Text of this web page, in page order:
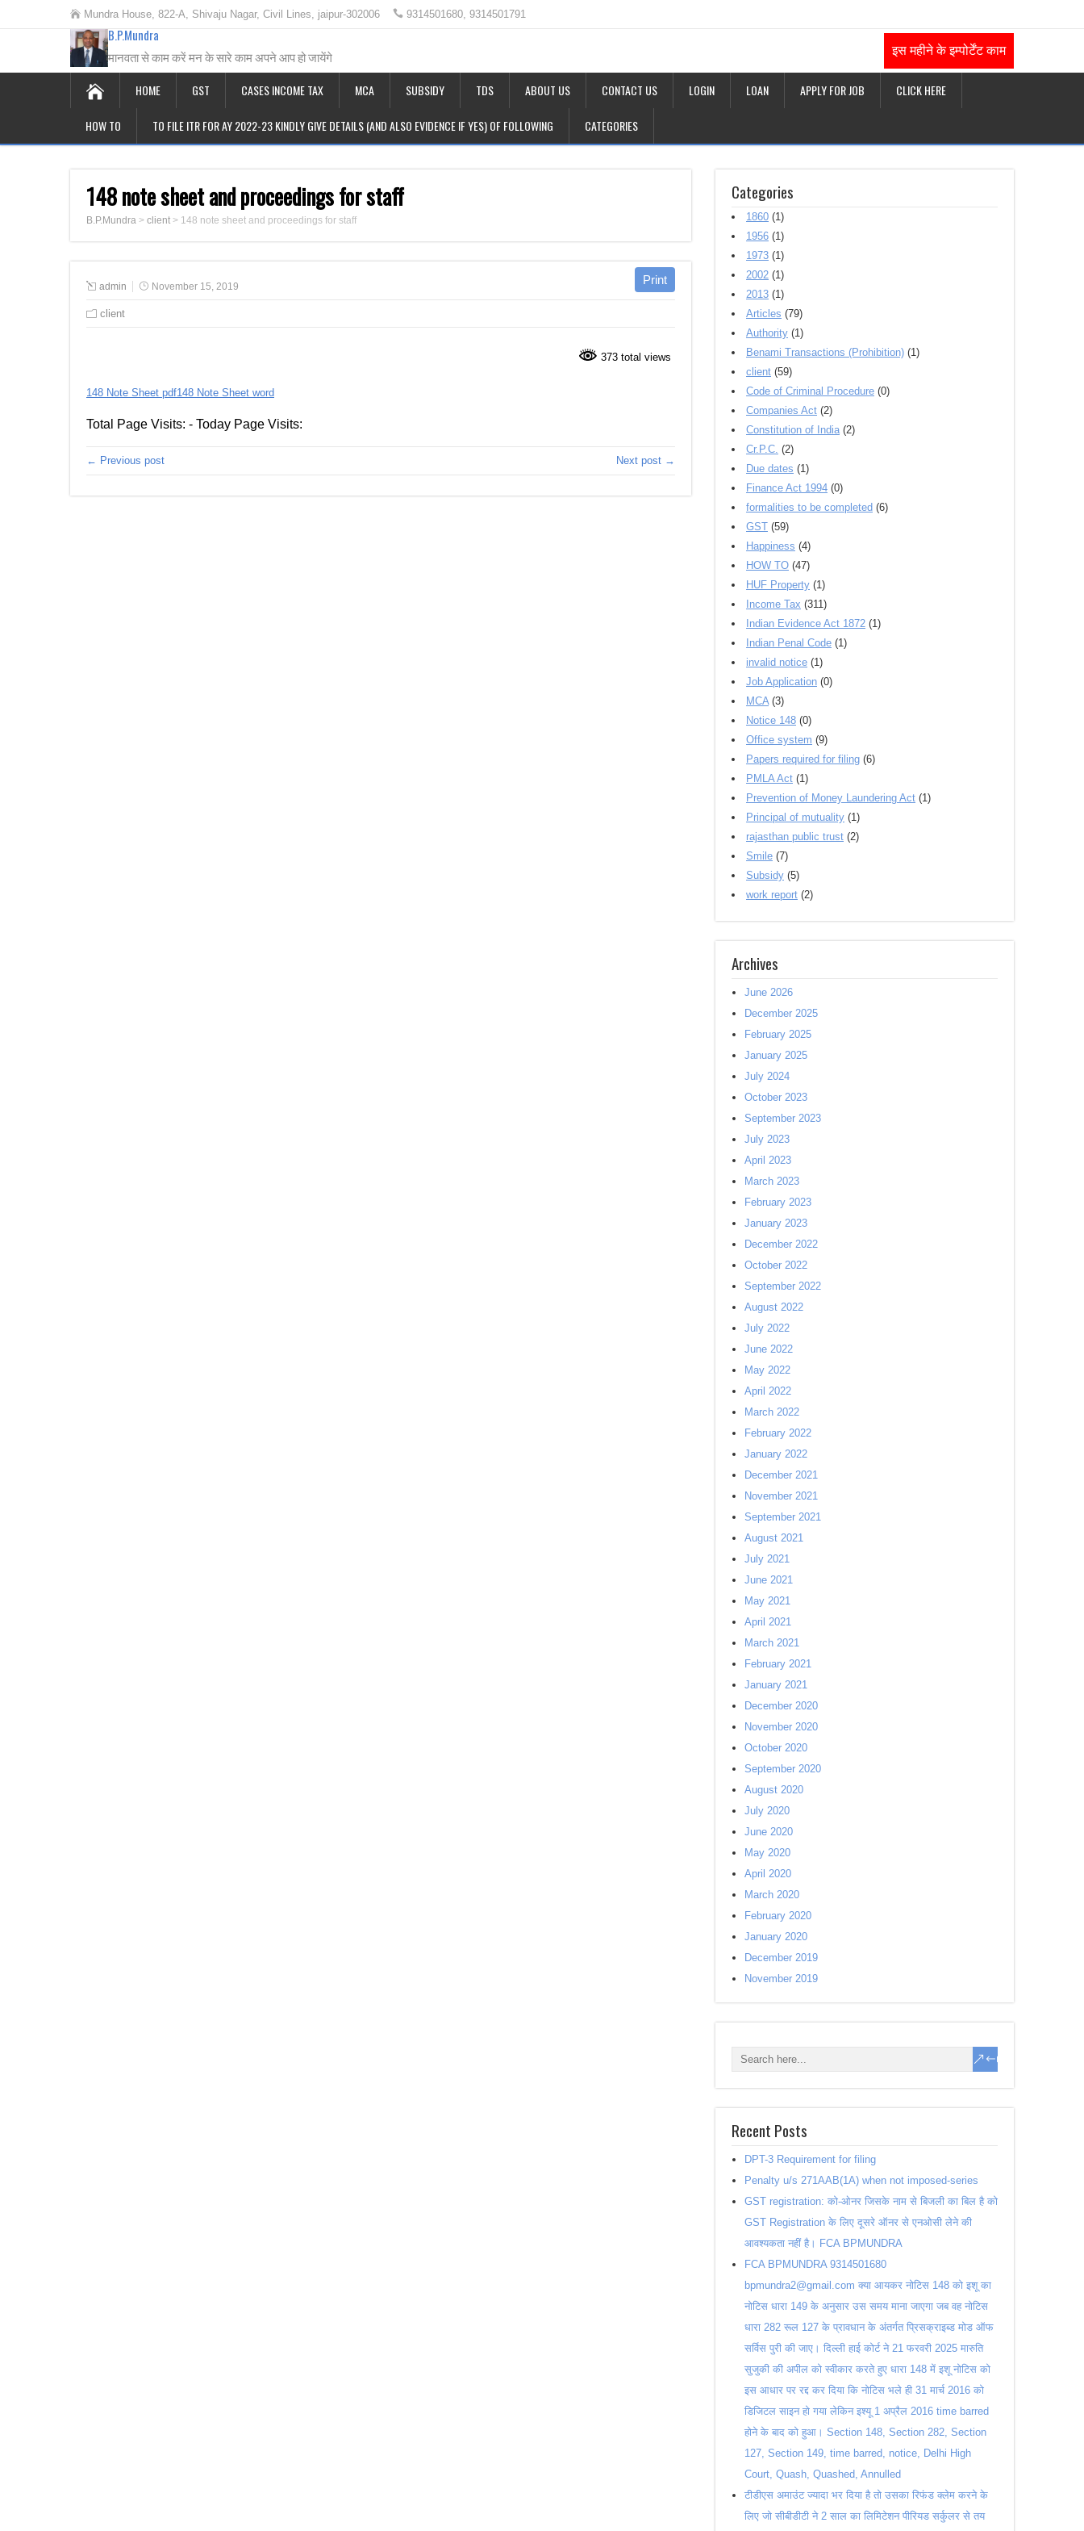
Mundra House, 822-A, Shivaju Nagar, Civil Lines, jaipur-302006 9314501680, 9314501791
B.P.Mundra
मानवता से काम करें मन के सारे काम अपने आप हो जायेंगे
इस महीने के इम्पोर्टेंट काम
HOME GST CASES INCOME TAX MCA SUBSIDY TDS ABOUT US CONTACT US LOGIN LOAN APPLY FOR JOB CLICK HERE
HOW TO TO FILE ITR FOR AY 2022-23 KINDLY GIVE DETAILS (AND ALSO EVIDENCE IF YES) OF FOLLOWING CATEGORIES
148 note sheet and proceedings for staff
B.P.Mundra > client > 148 note sheet and proceedings for staff
admin November 15, 2019
client
373 total views
148 Note Sheet pdf148 Note Sheet word
Total Page Visits: - Today Page Visits:
← Previous post Next post →
Categories
1860 (1)
1956 (1)
1973 (1)
2002 (1)
2013 (1)
Articles (79)
Authority (1)
Benami Transactions (Prohibition) (1)
client (59)
Code of Criminal Procedure (0)
Companies Act (2)
Constitution of India (2)
Cr.P.C. (2)
Due dates (1)
Finance Act 1994 (0)
formalities to be completed (6)
GST (59)
Happiness (4)
HOW TO (47)
HUF Property (1)
Income Tax (311)
Indian Evidence Act 1872 (1)
Indian Penal Code (1)
invalid notice (1)
Job Application (0)
MCA (3)
Notice 148 (0)
Office system (9)
Papers required for filing (6)
PMLA Act (1)
Prevention of Money Laundering Act (1)
Principal of mutuality (1)
rajasthan public trust (2)
Smile (7)
Subsidy (5)
work report (2)
Archives
June 2026
December 2025
February 2025
January 2025
July 2024
October 2023
September 2023
July 2023
April 2023
March 2023
February 2023
January 2023
December 2022
October 2022
September 2022
August 2022
July 2022
June 2022
May 2022
April 2022
March 2022
February 2022
January 2022
December 2021
November 2021
September 2021
August 2021
July 2021
June 2021
May 2021
April 2021
March 2021
February 2021
January 2021
December 2020
November 2020
October 2020
September 2020
August 2020
July 2020
June 2020
May 2020
April 2020
March 2020
February 2020
January 2020
December 2019
November 2019
Recent Posts
DPT-3 Requirement for filing
Penalty u/s 271AAB(1A) when not imposed-series
GST registration: को-ओनर जिसके नाम से बिजली का बिल है को
GST Registration के लिए दूसरे ऑनर से एनओसी लेने की
आवश्यकता नहीं है। FCA BPMUNDRA
FCA BPMUNDRA 9314501680
bpmundra2@gmail.com क्या आयकर नोटिस 148 को इशू का
नोटिस धारा 149 के अनुसार उस समय माना जाएगा जब वह नोटिस
धारा 282 रूल 127 के प्रावधान के अंतर्गत प्रिसक्राइब्ड मोड ऑफ
सर्विस पुरी की जाए। दिल्ली हाई कोर्ट ने 21 फरवरी 2025 मारुति
सुजुकी की अपील को स्वीकार करते हुए धारा 148 में इशू नोटिस को
इस आधार पर रद्द कर दिया कि नोटिस भले ही 31 मार्च 2016 को
डिजिटल साइन हो गया लेकिन इश्यू 1 अप्रैल 2016 time barred
होने के बाद को हुआ। Section 148, Section 282, Section
127, Section 149, time barred, notice, Delhi High
Court, Quash, Quashed, Annulled
टीडीएस अमाउंट ज्यादा भर दिया है तो उसका रिफंड क्लेम करने के
लिए जो सीबीडीटी ने 2 साल का लिमिटेशन पीरियड सर्कुलर से तय